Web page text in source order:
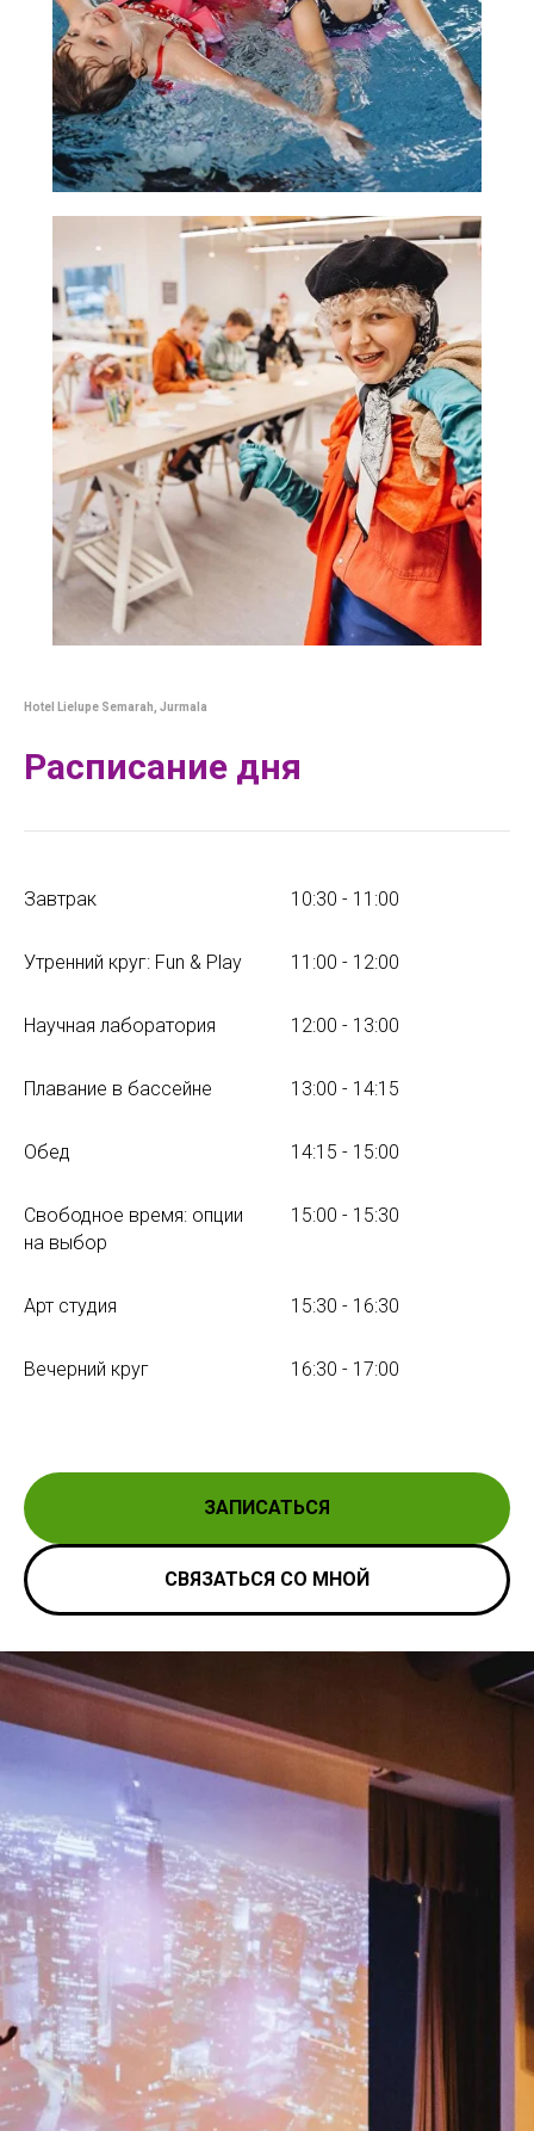
Hotel Lielupe Semarah, Jurmala
Расписание дня
Завтрак 10:30 - 11:00
Утренний круг: Fun & Play 11:00 - 12:00
Научная лаборатория 12:00 - 13:00
Плавание в бассейне 13:00 - 14:15
Обед 14:15 - 15:00
Свободное время: опции
на выбор
15:00 - 15:30
Арт студия 15:30 - 16:30
Вечерний круг 16:30 - 17:00
ЗАПИСАТЬСЯ
СВЯЗАТЬСЯ СО МНОЙ